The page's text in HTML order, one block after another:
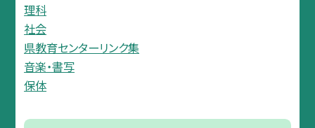
理科
社会
県教育センターリンク集
音楽・書写
保体